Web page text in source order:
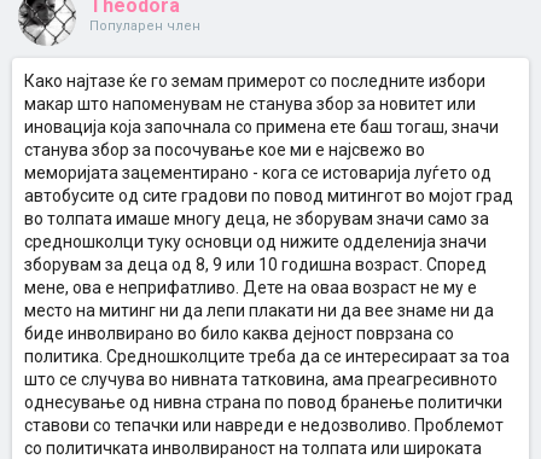
Theodora
Популарен член
Како најтазе ќе го земам примерот со последните избори
макар што напоменувам не станува збор за новитет или
иновација која започнала со примена ете баш тогаш, значи
станува збор за посочување кое ми е најсвежо во
меморијата зацементирано - кога се истоварија луѓето од
автобусите од сите градови по повод митингот во мојот град
во толпата имаше многу деца, не зборувам значи само за
средношколци туку основци од нижите одделенија значи
зборувам за деца од 8, 9 или 10 годишна возраст. Според
мене, ова е неприфатливо. Дете на оваа возраст не му е
место на митинг ни да лепи плакати ни да вее знаме ни да
биде инволвирано во било каква дејност поврзана со
политика. Средношколците треба да се интересираат за тоа
што се случува во нивната татковина, ама преагресивното
однесување од нивна страна по повод бранење политички
ставови со тепачки или навреди е недозволиво. Проблемот
со политичката инволвираност на толпата или широката